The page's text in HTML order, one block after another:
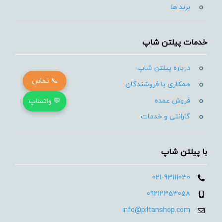
برند ها
خدمات پیلتن شاپ
درباره پیلتن شاپ
همکاری با فروشندگان
فروش عمده
گارانتی و خدمات
با پیلتن شاپ
021-93111030
09212353058
info@piltanshop.com
📞 تماس
💬 واتساپ